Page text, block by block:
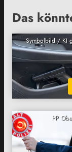
Das
Symbolbild / KI
PP